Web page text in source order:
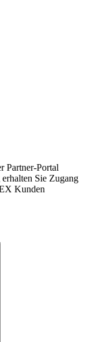
Partner-Portal
Sie Zugang
Kunden